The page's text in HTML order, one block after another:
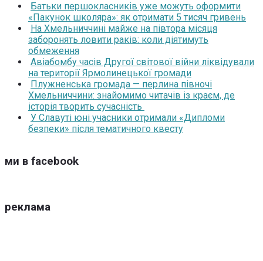
Батьки першокласників уже можуть оформити
«Пакунок школяра»: як отримати 5 тисяч гривень
На Хмельниччині майже на півтора місяця
заборонять ловити раків: коли діятимуть
обмеження
Авіабомбу часів Другої світової війни ліквідували
на території Ярмолинецької громади
Плужненська громада — перлина півночі
Хмельниччини: знайомимо читачів із краєм, де
історія творить сучасність
У Славуті юні учасники отримали «Дипломи
безпеки» після тематичного квесту
ми в facebook
реклама